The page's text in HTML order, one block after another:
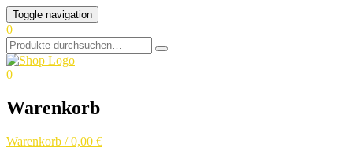
Skip
to
content
Toggle navigation
0
Search
for:
0
Warenkorb
Warenkorb / 0,00 €